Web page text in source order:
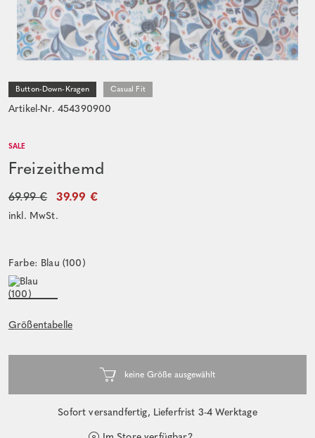
Button-Down-Kragen Casual Fit
Artikel-Nr. 454390900
SALE
Freizeithemd
69.99 € 39.99 €
inkl. MwSt.
Farbe: Blau (100)
Größentabelle
Sofort versandfertig, Lieferfrist 3-4 Werktage